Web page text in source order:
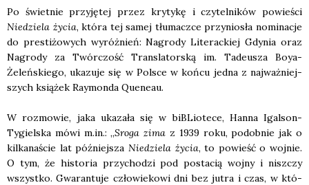
Po świet­nie przy­ję­tej przez kry­ty­kę i czy­tel­ni­ków powie­ści
Nie­dzie­la życia, któ­ra tej samej tłu­macz­ce przy­nio­sła nomi­na­cje
do pre­sti­żo­wych wyróż­nień: Nagro­dy Lite­rac­kiej Gdy­nia oraz
Nagro­dy za Twór­czość Trans­la­tor­ską im. Tade­usza Boya-
Żeleń­skie­go, uka­zu­je się w Pol­sce w koń­cu jed­na z naj­waż­niej­
szych ksią­żek Ray­mon­da Quene­au.
W roz­mo­wie, jaka uka­za­ła się w biBLio­te­ce, Han­na Igal­son-
Tygiel­ska mówi m.in.: „Sro­ga zima z 1939 roku, podob­nie jak o
kil­ka­na­ście lat póź­niej­sza Nie­dzie­la życia, to powieść o woj­nie.
O tym, że histo­ria przy­cho­dzi pod posta­cią woj­ny i nisz­czy
wszyst­ko. Gwa­ran­tu­je czło­wie­ko­wi dni bez jutra i czas, w któ­